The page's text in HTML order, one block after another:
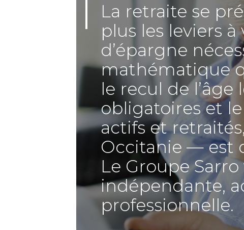
La retraite se
plus les leviers
d’épargne
mathématique
le recul de
obligatoires et
actifs et
Occitanie — est
Le Groupe
indépendante,
professionnelle.